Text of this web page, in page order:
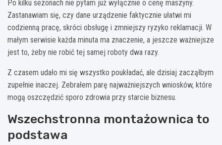
Po kilku sezonach nie pytam już wyłącznie o cenę maszyny.
Zastanawiam się, czy dane urządzenie faktycznie ułatwi mi
codzienną pracę, skróci obsługę i zmniejszy ryzyko reklamacji. W
małym serwisie każda minuta ma znaczenie, a jeszcze ważniejsze
jest to, żeby nie robić tej samej roboty dwa razy.
Z czasem udało mi się wszystko poukładać, ale dzisiaj zacząłbym
zupełnie inaczej. Zebrałem parę najważniejszych wniosków, które
mogą oszczędzić sporo zdrowia przy starcie biznesu.
Wszechstronna montażownica to
podstawa